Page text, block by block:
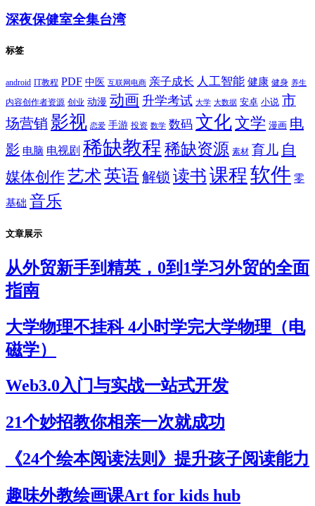
深夜保健室全集台湾
标签
android IT教程 PDF 中医 互联网电商 亲子成长 人工智能 健康 健身 养生
内容创作者资源 创业 动漫 动画 升学考试 大学 大数据 安卓 小说 市
场营销 影视 恋爱 手游 投资 数学 数码 文化文学 漫画 电
影 电脑 电视剧 稀缺教程 稀缺资源 素材 育儿 自
媒体创作艺术英语 解锁 读书课程 软件 零
基础 音乐
文章展示
从外贸新手到精英，0到1学习外贸的全面
指南
大学物理不挂科 4小时学完大学物理（电
磁学）
Web3.0入门与实战一站式开发
21个妙招教你相亲一次就成功
《24个绘本阅读法则》提升孩子阅读能力
趣味外教绘画课Art for kids hub